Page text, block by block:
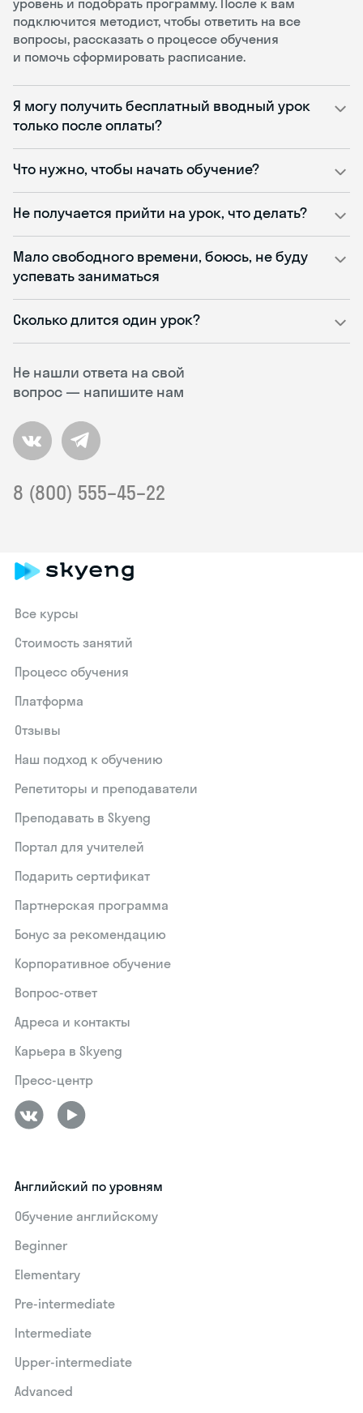
Не нашли ответа на свой
вопрос — напишите нам
8 (800) 555–45–22
уровень и подобрать программу. После к вам
подключится методист, чтобы ответить на все
вопросы, рассказать о процессе обучения
и помочь сформировать расписание.
Я могу получить бесплатный вводный урок
только после оплаты?
Что нужно, чтобы начать обучение?
Не получается прийти на урок, что делать?
Мало свободного времени, боюсь, не буду
успевать заниматься
Сколько длится один урок?
Все курсы
Стоимость занятий
Процесс обучения
Платформа
Отзывы
Наш подход к обучению
Репетиторы и преподаватели
Преподавать в Skyeng
Портал для учителей
Подарить сертификат
Партнерская программа
Бонус за рекомендацию
Корпоративное обучение
Вопрос-ответ
Адреса и контакты
Карьера в Skyeng
Пресс-центр
Английский по уровням
Обучение английскому
Beginner
Elementary
Pre-intermediate
Intermediate
Upper-intermediate
Advanced